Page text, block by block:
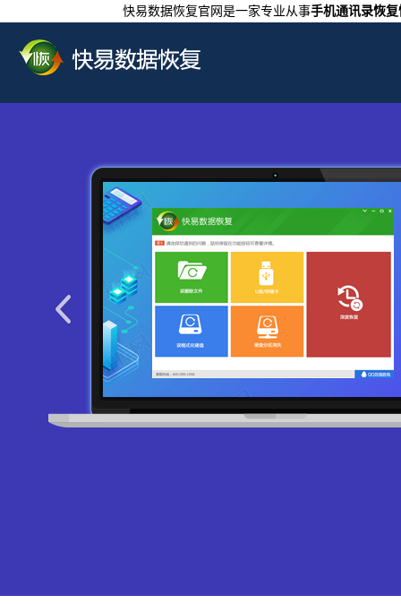
快易数据恢复官网是一家专业从事手机通讯录恢